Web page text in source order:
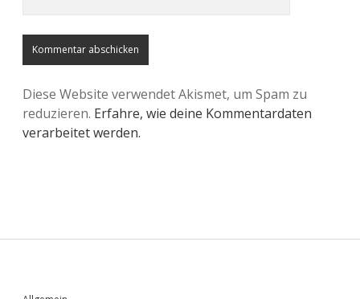
Diese Website verwendet Akismet, um Spam zu
reduzieren. Erfahre, wie deine Kommentardaten
verarbeitet werden.